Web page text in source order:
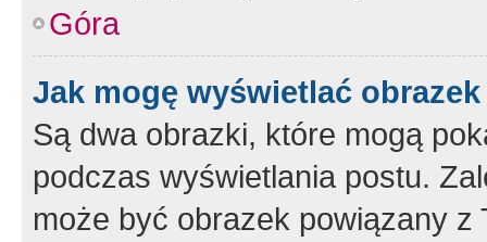
Góra
Jak mogę wyświetlać
Są dwa obrazki, które mogą
podczas wyświetlania postu.
może być obrazek powiązany z